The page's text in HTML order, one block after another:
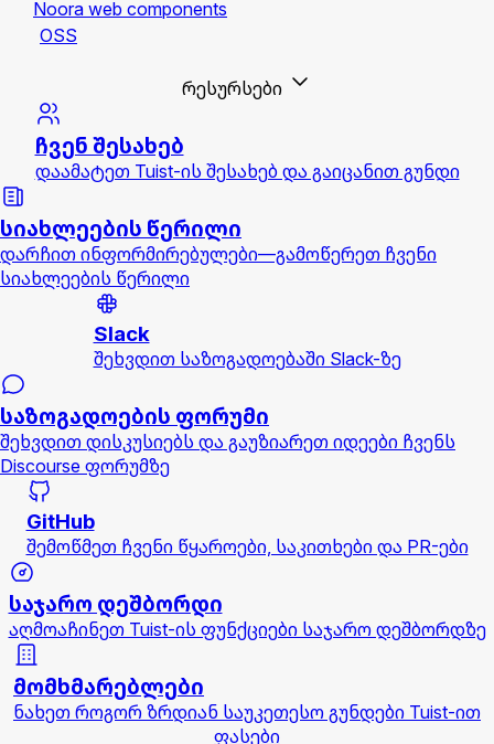
Noora web components
OSS
რესურსები
ჩვენ შესახებ
დაამატეთ Tuist-ის შესახებ და გაიცანით გუნდი
სიახლეების წერილი
დარჩით ინფორმირებულები—გამოწერეთ ჩვენი
სიახლეების წერილი
Slack
შეხვდით საზოგადოებაში Slack-ზე
საზოგადოების ფორუმი
შეხვდით დისკუსიებს და გაუზიარეთ იდეები ჩვენს
Discourse ფორუმზე
GitHub
შემოწმეთ ჩვენი წყაროები, საკითხები და PR-ები
საჯარო დეშბორდი
აღმოაჩინეთ Tuist-ის ფუნქციები საჯარო დეშბორდზე
მომხმარებლები
ნახეთ როგორ ზრდიან საუკეთესო გუნდები Tuist-ით
ფასები